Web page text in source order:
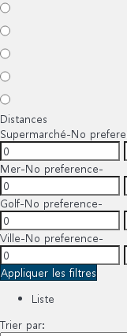
Distances
Supermarché-No
Mer-No preference-
Golf-No preference-
Ville-No preference-
Appliquer les filtres
Liste
Trier par: